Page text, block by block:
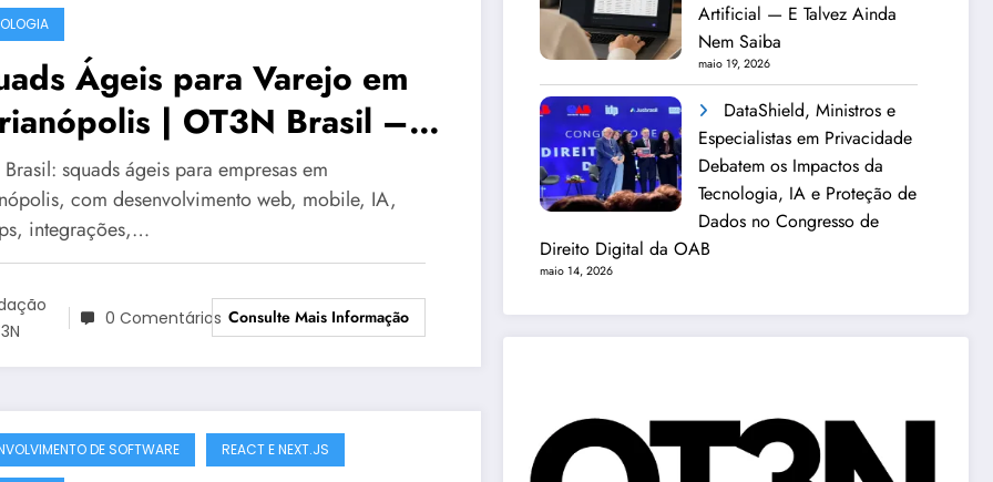
Ágeis para Varejo em
| OT3N Brasil –
0991
squads ágeis para empresas em
com desenvolvimento web, mobile, IA,
integrações,…
0 Comentários Consulte Mais Informação
DE SOFTWARE REACT E NEXT.JS
Artificial — E Talvez Ainda
Nem Saiba
maio 19, 2026
DataShield, Ministros e
Especialistas em Privacidade
Debatem os Impactos da
Tecnologia, IA e Proteção de
Dados no Congresso de
Direito Digital da OAB
maio 14, 2026